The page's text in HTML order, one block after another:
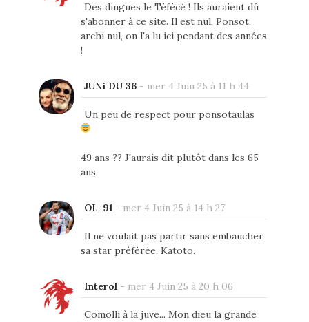
Des dingues le Téfécé ! Ils auraient dû
s'abonner à ce site. Il est nul, Ponsot,
archi nul, on l'a lu ici pendant des années
!
JUNi DU 36- mer 4 Juin 25 à 11 h 44
Un peu de respect pour ponsotaulas
49 ans ?? J'aurais dit plutôt dans les 65
ans
OL-91- mer 4 Juin 25 à 14 h 27
Il ne voulait pas partir sans embaucher
sa star préférée, Katoto.
Interol- mer 4 Juin 25 à 20 h 06
Comolli à la juve... Mon dieu la grande